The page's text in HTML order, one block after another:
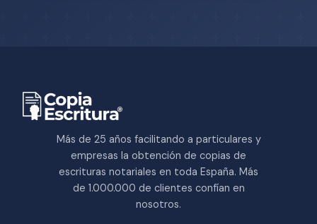
Más de 25 años facilitando a particulares y
empresas la obtención de copias de
escrituras notariales en toda España. Más
de 1.000.000 de clientes confían en
nosotros.